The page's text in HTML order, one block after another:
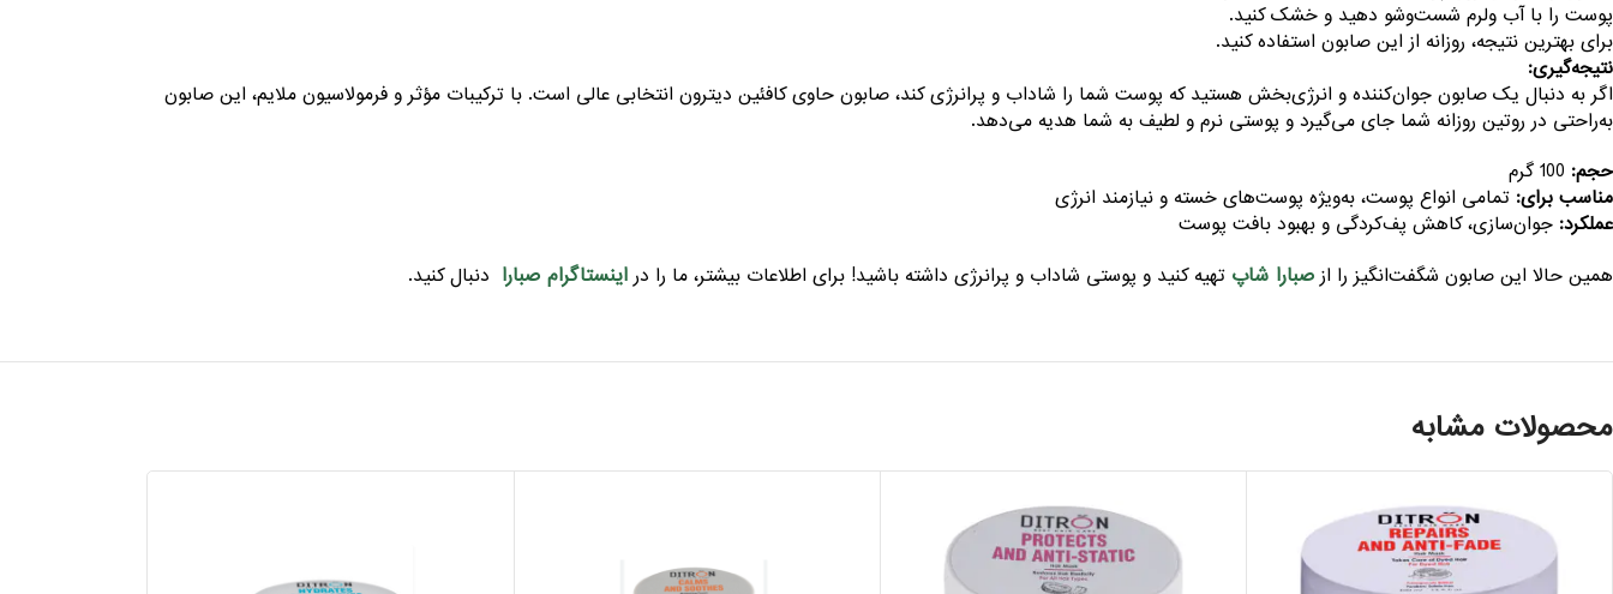
پوست را با آب ولرم شست‌وشو دهید و خشک کنید.
برای بهترین نتیجه، روزانه از این صابون استفاده کنید.
نتیجه‌گیری:
اگر به دنبال یک صابون جوان‌کننده و انرژی‌بخش هستید که پوست شما را شاداب و پرانرژی کند، صابون حاوی کافئین دیترون انتخابی عالی است. با ترکیبات مؤثر و فرمولاسیون ملایم، این صابون
به‌راحتی در روتین روزانه شما جای می‌گیرد و پوستی نرم و لطیف به شما هدیه می‌دهد.
حجم:
مناسب برای: تمامی انواع پوست، به‌ویژه پوست‌های خسته و نیازمند انرژی
عملکرد: جوان‌سازی، کاهش پف‌کردگی و بهبود بافت پوست
همین حالا این صابون شگفت‌انگیز را از صبارا شاپ تهیه کنید و پوستی شاداب و پرانرژی داشته باشید! برای اطلاعات بیشتر، ما را در اینستاگرام صبارا دنبال کنید.
محصولات مشابه